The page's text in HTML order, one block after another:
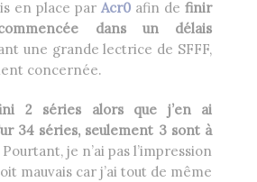
en place par Acr0 afin de finir
dans un délais
une grande lectrice de SFFF,
concernée.
2 séries alors que j’en ai
34 séries, seulement 3 sont à
Pourtant, je n’ai pas l’impression
mauvais car j’ai tout de même